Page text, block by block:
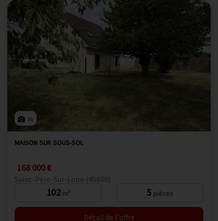
16
MAISON SUR SOUS-SOL
168 000 €
Saint-Père-Sur-Loire (45600)
102 m² 5 pièces
Détail de l'offre